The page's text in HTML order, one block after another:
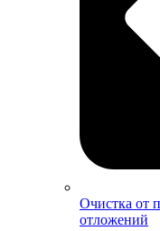
Очистка от
отложений